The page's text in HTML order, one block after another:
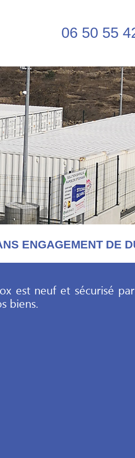
06 50 55
ENGAGEMENT DE
est neuf et sécurisé
biens.